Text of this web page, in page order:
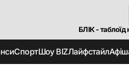
БЛІК - таблоїд
СпортШоу BIZЛайфстайл